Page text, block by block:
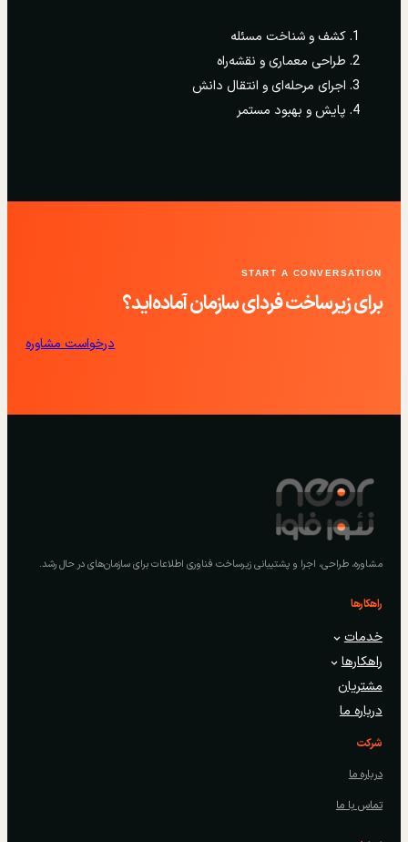
کشف و شناخت مسئله
طراحی معماری و نقشه‌راه
اجرای مرحله‌ای و انتقال دانش
پایش و بهبود مستمر
START A CONVERSATION
برای زیرساخت فردای سازمان آماده‌اید؟
درخواست مشاوره
مشاوره، طراحی، اجرا و پشتیبانی زیرساخت فناوری اطلاعات برای سازمان‌های در حال رشد.
راهکارها
خدمات
راهکارها
مشتریان
درباره ما
شرکت
درباره ما
تماس با ما